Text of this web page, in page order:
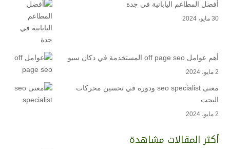
أفضل المطاعم اليابانية في جدة
30 مايو، 2024
أهم عوامل off page seo المستخدمة في دكان سيو
2 مايو، 2024
معنى seo specialist ودوره في تحسين محركات
البحث
2 مايو، 2024
أكثر المقالات مشاهدة